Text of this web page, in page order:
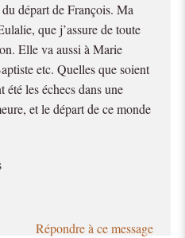
départ de François. Ma
que j’assure de toute
Elle va aussi à Marie
etc. Quelles que soient
été les échecs dans une
et le départ de ce monde
Répondre à ce message